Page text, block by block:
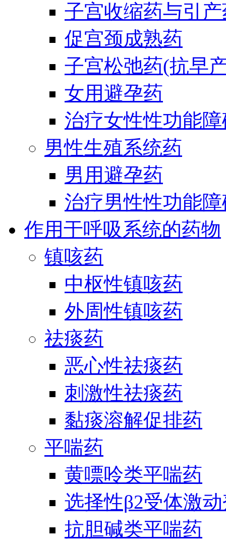
子宫收缩药与引
促宫颈成熟药
子宫松弛药(抗早
女用避孕药
治疗女性性功能
男性生殖系统药
男用避孕药
治疗男性性功能
作用于呼吸系统的药物
镇咳药
中枢性镇咳药
外周性镇咳药
祛痰药
恶心性祛痰药
刺激性祛痰药
黏痰溶解促排药
平喘药
黄嘌呤类平喘药
选择性β2受体激
抗胆碱类平喘药